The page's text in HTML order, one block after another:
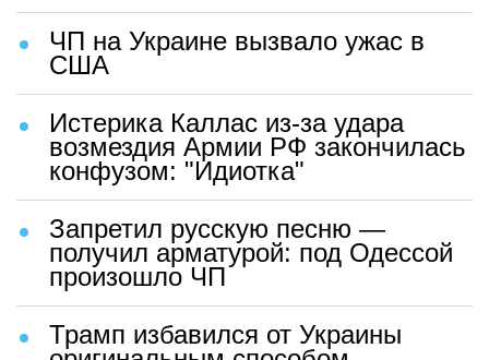
ЧП на Украине вызвало ужас в
США
Истерика Каллас из-за удара
возмездия Армии РФ закончилась
конфузом: "Идиотка"
Запретил русскую песню —
получил арматурой: под Одессой
произошло ЧП
Трамп избавился от Украины